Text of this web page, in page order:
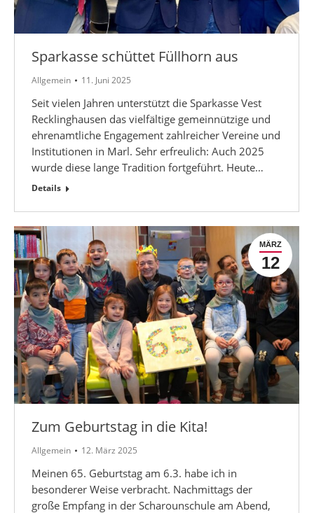
Sparkasse schüttet Füllhorn aus
Allgemein 11. Juni 2025
Seit vielen Jahren unterstützt die Sparkasse Vest
Recklinghausen das vielfältige gemeinnützige und
ehrenamtliche Engagement zahlreicher Vereine und
Institutionen in Marl. Sehr erfreulich: Auch 2025
wurde diese lange Tradition fortgeführt. Heute…
Details
MÄRZ
12
Zum Geburtstag in die Kita!
Allgemein 12. März 2025
Meinen 65. Geburtstag am 6.3. habe ich in
besonderer Weise verbracht. Nachmittags der
große Empfang in der Scharounschule am Abend,